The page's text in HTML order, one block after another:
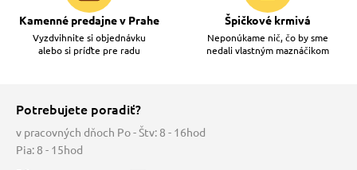
Kamenné predajne v Prahe
Vyzdvihnite si objednávku
alebo si príďte pre radu
Špičkové krmivá
Neponúkame nič, čo by sme
nedali vlastným maznáčikom
Potrebujete poradiť?
v pracovných dňoch Po - Štv: 8 - 16hod
Pia: 8 - 15hod